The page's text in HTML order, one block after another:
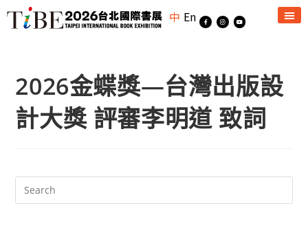
中 En
2026金蝶獎—台灣出版設
計大獎 評審李明道 致詞